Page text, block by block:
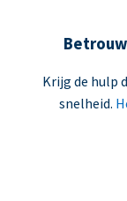
Krijg de hulp
snelheid.